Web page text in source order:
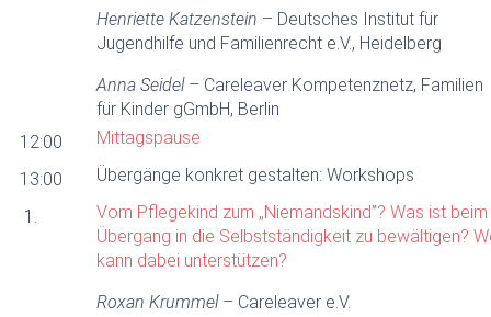
Henriette Katzenstein – Deutsches Institut für
Jugendhilfe und Familienrecht e.V., Heidelberg
Anna Seidel – Careleaver Kompetenznetz, Familien
für Kinder gGmbH, Berlin
12:00
Mittagspause
13:00
Übergänge konkret gestalten: Workshops
1.
Vom Pflegekind zum „Niemandskind”? Was ist beim
Übergang in die Selbstständigkeit zu bewältigen?
kann dabei unterstützen?
Roxan Krummel – Careleaver e.V.